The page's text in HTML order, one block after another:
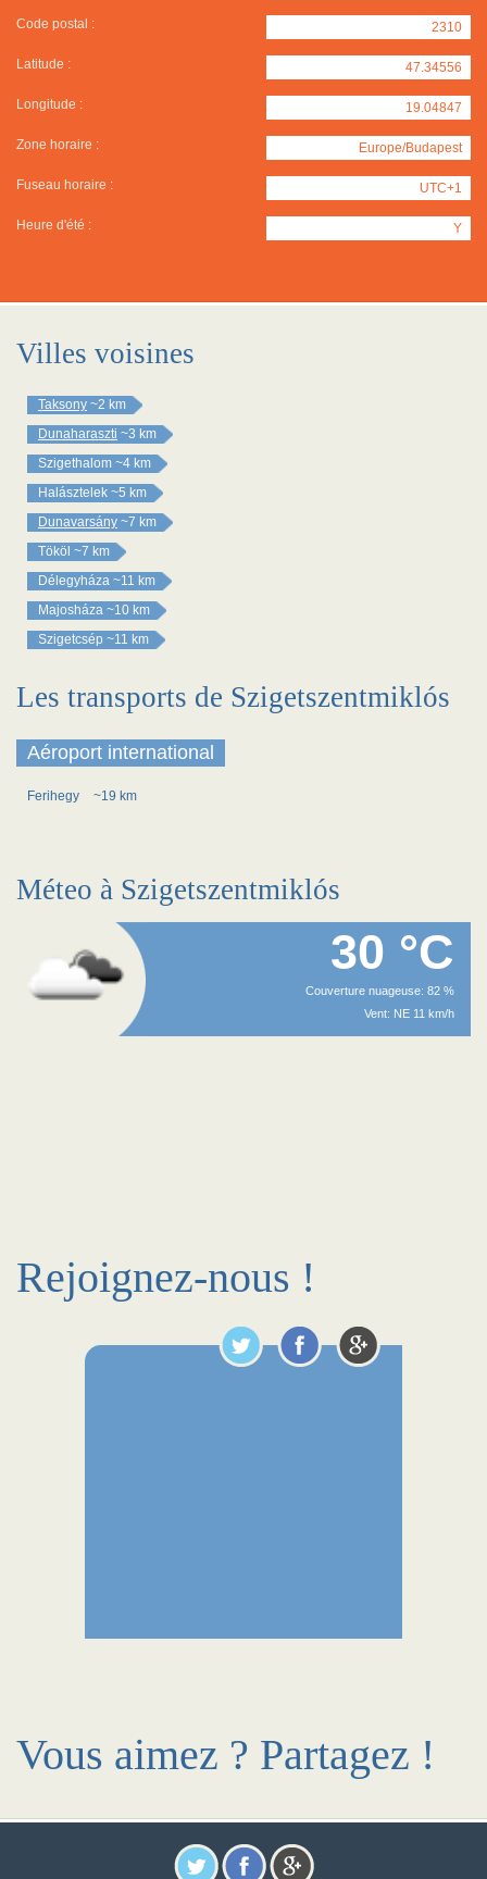
Code postal : 2310
Latitude : 47.34556
Longitude : 19.04847
Zone horaire : Europe/Budapest
Fuseau horaire : UTC+1
Heure d'été : Y
Villes voisines
Taksony ~2 km
Dunaharaszti ~3 km
Szigethalom ~4 km
Halásztelek ~5 km
Dunavarsány ~7 km
Tököl ~7 km
Délegyháza ~11 km
Majosháza ~10 km
Szigetcsép ~11 km
Les transports de Szigetszentmiklós
Aéroport international
Ferihegy ~19 km
Méteo à Szigetszentmiklós
30 °C
Couverture nuageuse: 82 %
Vent: NE 11 km/h
Rejoignez-nous !
Vous aimez ? Partagez !